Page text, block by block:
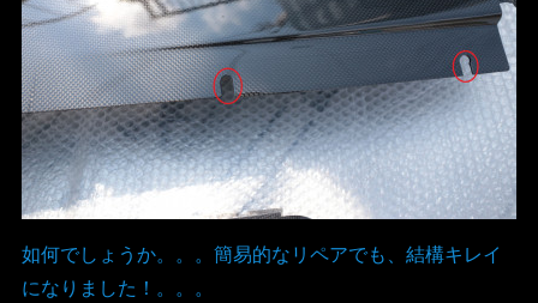
如何でしょうか。。。簡易的なリペアでも、結構キレイ
になりました！。。。